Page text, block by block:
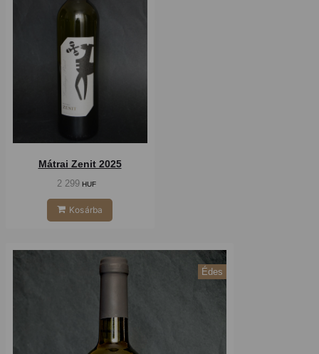
Mátrai Zenit 2025
2 299HUF
Kosárba
Édes